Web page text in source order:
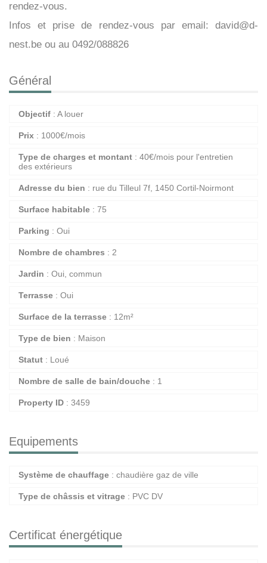
rendez-vous.
Infos et prise de rendez-vous par email: david@d-
nest.be ou au 0492/088826
Général
Objectif : A louer
Prix : 1000€/mois
Type de charges et montant : 40€/mois pour l'entretien
des extérieurs
Adresse du bien : rue du Tilleul 7f, 1450 Cortil-Noirmont
Surface habitable : 75
Parking : Oui
Nombre de chambres : 2
Jardin : Oui, commun
Terrasse : Oui
Surface de la terrasse : 12m²
Type de bien : Maison
Statut : Loué
Nombre de salle de bain/douche : 1
Property ID : 3459
Equipements
Système de chauffage : chaudière gaz de ville
Type de châssis et vitrage : PVC DV
Certificat énergétique